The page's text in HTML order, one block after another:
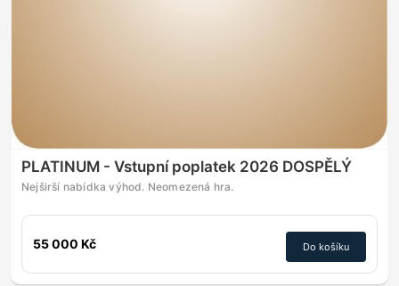
PLATINUM - Vstupní poplatek 2026 DOSPĚLÝ
Nejširší nabídka výhod. Neomezená hra.
55 000 Kč Do košíku